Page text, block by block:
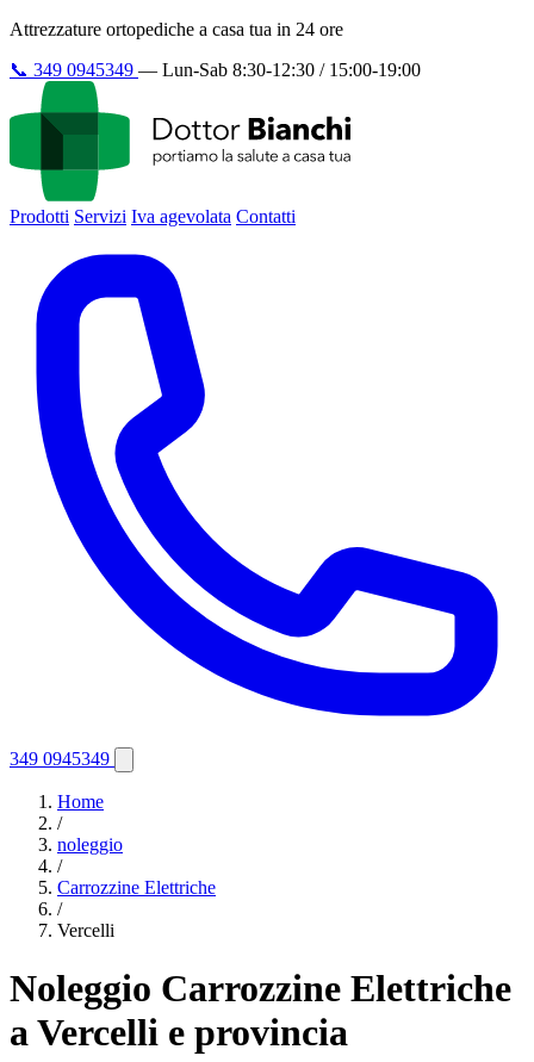
Attrezzature ortopediche a casa tua in 24 ore
📞 349 0945349 — Lun-Sab 8:30-12:30 / 15:00-19:00
Prodotti Servizi Iva agevolata Contatti
349 0945349
Home
/
noleggio
/
Carrozzine Elettriche
/
Vercelli
Noleggio Carrozzine Elettriche
a Vercelli e provincia